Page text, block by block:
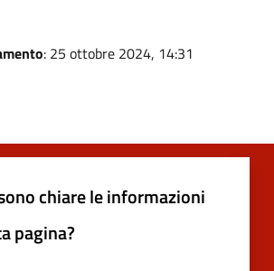
: 25 ottobre 2024, 14:31
chiare le informazioni
pagina?